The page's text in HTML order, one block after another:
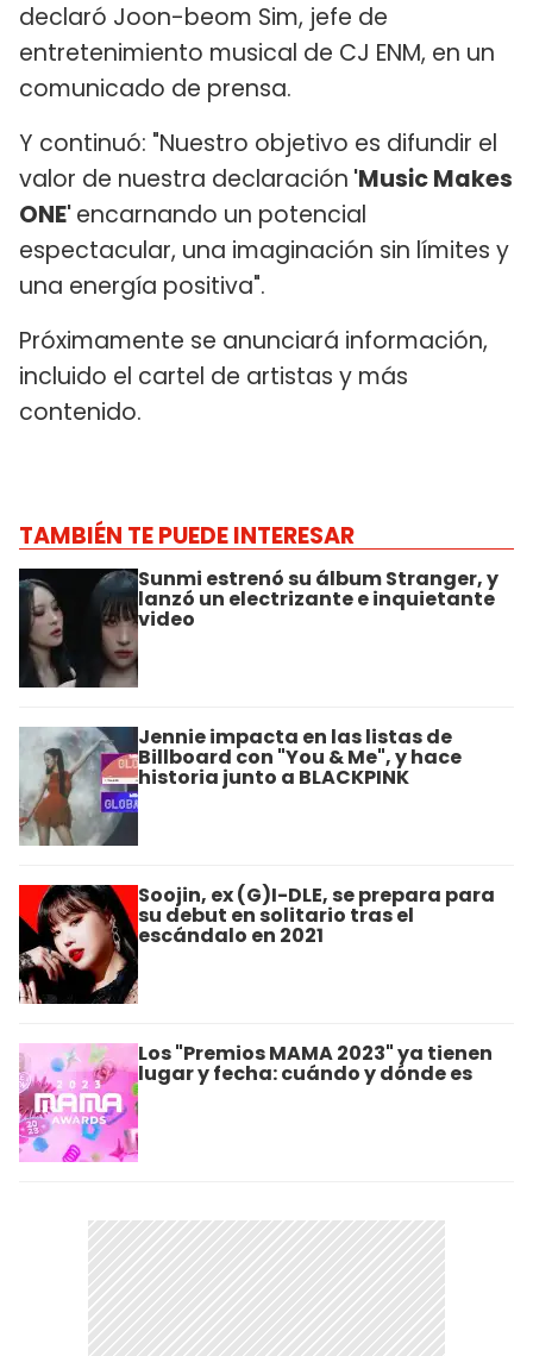
declaró Joon-beom Sim, jefe de
entretenimiento musical de CJ ENM, en un
comunicado de prensa.
Y continuó: "Nuestro objetivo es difundir el
valor de nuestra declaración 'Music Makes
ONE'encarnando un potencial
espectacular, una imaginación sin límites y
una energía positiva".
Próximamente se anunciará información,
incluido el cartel de artistas y más
contenido.
TAMBIÉN TE PUEDE INTERESAR
Sunmi estrenó su álbum Stranger, y
lanzó un electrizante e inquietante
video
Jennie impacta en las listas de
Billboard con "You & Me", y hace
historia junto a BLACKPINK
Soojin, ex (G)I-DLE, se prepara para
su debut en solitario tras el
escándalo en 2021
Los "Premios MAMA 2023" ya tienen
lugar y fecha: cuándo y dónde es